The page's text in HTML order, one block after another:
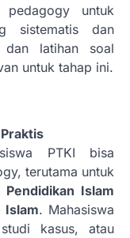
pedagogy untuk
sistematis dan
dan latihan soal
untuk tahap ini.
PTKI bisa
terutama untuk
Pendidikan Islam
Islam. Mahasiswa
kasus, atau